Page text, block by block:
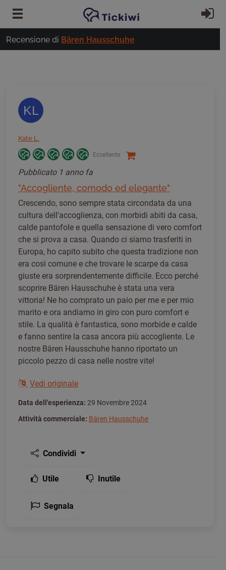
Vai al contenuto principale
Recensione di Bären Hausschuhe
KL
Kate L.
Eccellente
Pubblicato 1 anno fa
"Accogliente, comodo ed elegante"
Crescendo, sono sempre stata circondata da una
cultura dell'accoglienza, con morbidi abiti da casa,
calde pantofole e quella sensazione di vero comfort
che si prova a casa. Quando ci siamo trasferiti in
Europa, ho capito subito che questa tradizione non
era così comune e che trovare le scarpe da casa
giuste era sorprendentemente difficile. Ecco perché
scoprire Bären Hausschuhe è stata una vera
vittoria! Ne ho comprato un paio per me e per mio
marito e ora andiamo in giro con puro comfort e
stile. La qualità è fantastica, sono morbide e calde
e fanno sentire la casa ancora più accogliente. Le
nostre Bären Hausschuhe hanno riportato un
piccolo pezzo di casa nelle nostre vite!
Vedi originale
Data dell'esperienza: 29 Novembre 2024
Attività commerciale: Bären Hausschuhe
Condividi
Utile Inutile
Segnala